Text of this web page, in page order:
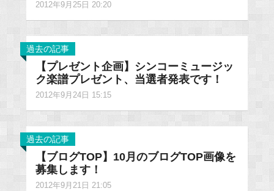
2012年9月25日 20:20
過去の記事
【プレゼント企画】シンコーミュージッ
ク楽譜プレゼント、当選者発表です！
2012年9月24日 15:15
過去の記事
【ブログTOP】10月のブログTOP画像を
募集します！
2012年9月21日 21:05